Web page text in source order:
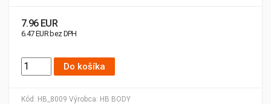
Kód: HB_8009 Výrobca: HB BODY
7.96 EUR
6.47 EUR bez DPH
Do košíka